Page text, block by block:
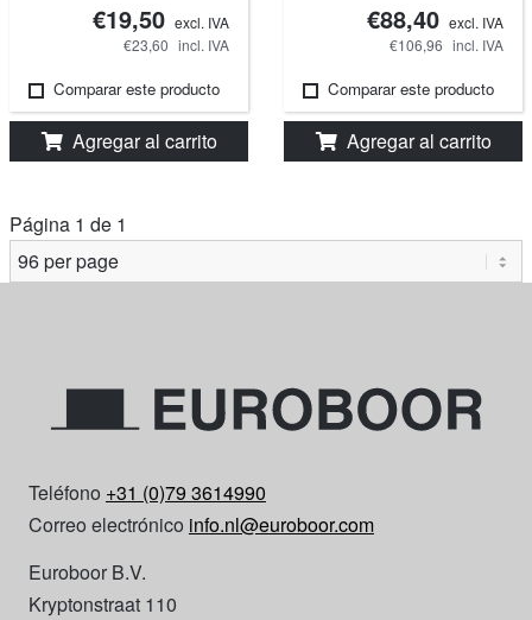
€19,50 excl. IVA
€23,60 incl. IVA
Comparar este producto
Agregar al carrito
€88,40 excl. IVA
€106,96 incl. IVA
Comparar este producto
Agregar al carrito
Página 1 de 1
Teléfono +31 (0)79 3614990
Correo electrónico info.nl@euroboor.com
Euroboor B.V.
Kryptonstraat 110